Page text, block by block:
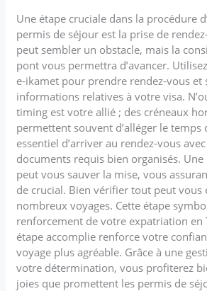
Une étape cruciale dans la procédure
permis de séjour est la prise de
peut sembler un obstacle, mais la
pont vous permettra d’avancer.
e-ikamet pour prendre rendez-vous et
informations relatives à votre visa.
timing est votre allié ; des créneaux
permettent souvent d’alléger le temps
essentiel d’arriver au rendez-vous
documents requis bien organisés.
peut vous sauver la mise, vous
de crucial. Bien vérifier tout peut vous
nombreux voyages. Cette étape
renforcement de votre expatriation en
étape accomplie renforce votre
voyage plus agréable. Grâce à une
votre détermination, vous profiterez
joies que promettent les permis de